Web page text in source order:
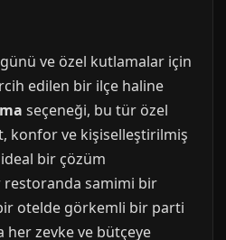
ve özel kutlamalar için
edilen bir ilçe haline
seçeneği, bu tür özel
konfor ve kişiselleştirilmiş
bir çözüm
restoranda samimi bir
otelde görkemli bir parti
her zevke ve bütçeye